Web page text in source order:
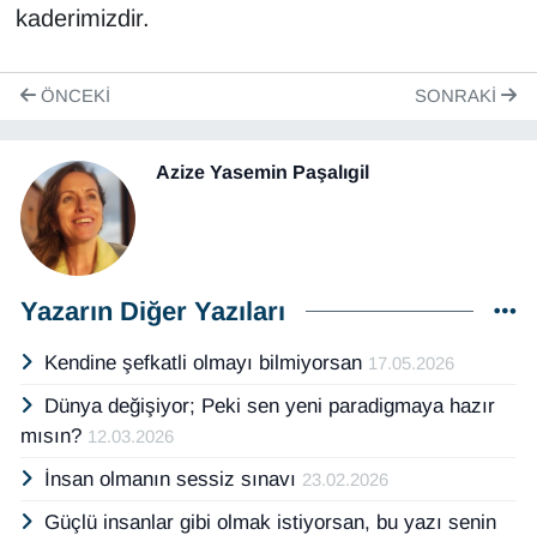
kaderimizdir.
ÖNCEKI SONRAKI
Azize Yasemin Paşalıgil
Yazarın Diğer Yazıları
Kendine şefkatli olmayı bilmiyorsan 17.05.2026
Dünya değişiyor; Peki sen yeni paradigmaya hazır
mısın? 12.03.2026
İnsan olmanın sessiz sınavı 23.02.2026
Güçlü insanlar gibi olmak istiyorsan, bu yazı senin